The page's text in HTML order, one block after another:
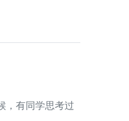
，有同学思考过